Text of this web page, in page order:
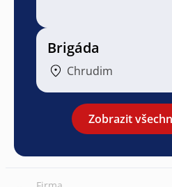
Brigáda
Chrudim
Zobrazit